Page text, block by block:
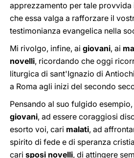
apprezzamento per tale provvida
che essa valga a rafforzare il
testimonianza evangelica nella
Mi rivolgo, infine, ai giovani, ai
novelli, ricordando che oggi
liturgica di sant'Ignazio di
a Roma agli inizi del secondo
Pensando al suo fulgido
giovani, ad essere coraggiosi
esorto voi, cari malati, ad
spirito di fede e di speranza
cari sposi novelli, di attingere